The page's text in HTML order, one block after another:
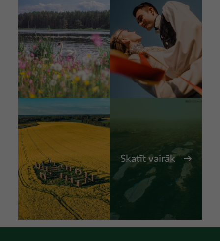
Skatīt vairāk